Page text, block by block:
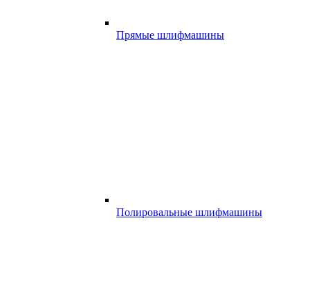
Прямые шлифмашины
Полировальные шлифмашины